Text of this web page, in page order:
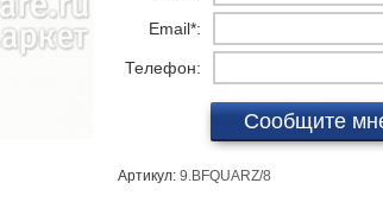
Email*:
Телефон:
Сообщите
Артикул: 9.BFQUARZ/8